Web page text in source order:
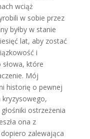
wciąż
w sobie przez
byłby w stanie
lat, aby zostać
i
które
Mój
historię o pewnej
ostrzeżenia
ona z
zalewająca